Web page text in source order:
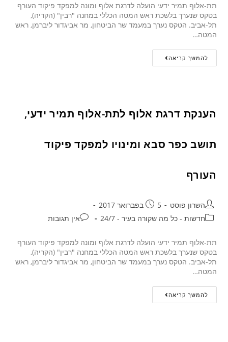
תת-אלוף תמיר ידעי הועלה לדרגת אלוף ומונה למפקד פיקוד העורף
בטקס שנערך בלשכת ראש המטה הכללי במחנה "רבין" (הקריה),
תל-אביב. הטקס נערך במעמד שר הביטחון, מר אביגדור ליברמן, ראש
המטה…
להמשך קריאה
הענקת דרגת אלוף לתת-אלוף תמיר ידעי,
תושב כפר סבא ומינויו למפקד פיקוד
העורף
השרון פוסט
5 בפברואר 2017
חדשות - כל מה שקורה בעיר - 24/7
אין תגובות
תת-אלוף תמיר ידעי הועלה לדרגת אלוף ומונה למפקד פיקוד העורף
בטקס שנערך בלשכת ראש המטה הכללי במחנה "רבין" (הקריה),
תל-אביב. הטקס נערך במעמד שר הביטחון, מר אביגדור ליברמן, ראש
המטה…
להמשך קריאה